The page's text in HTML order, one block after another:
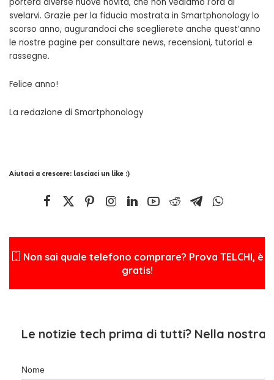
svelarvi. Grazie per la fiducia mostrata in Smartphonology lo
scorso anno, augurandoci che sceglierete anche quest’anno
le nostre pagine per consultare news, recensioni, tutorial e
rassegne.
Felice anno!
La redazione di Smartphonology
Aiutaci a crescere: lasciaci un like :)
Non sai quale telefono comprare? Prova TELCHI, è
gratis!
Le notizie tech prima di tutti? Nella nostra
Nome